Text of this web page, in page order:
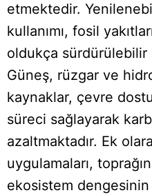
etmektedir.
kullanımı, fosil
oldukça
Güneş, rüzgar ve
kaynaklar, çevre
süreci sağlayarak
azaltmaktadır. Ek
uygulamaları,
ekosistem dengesinin